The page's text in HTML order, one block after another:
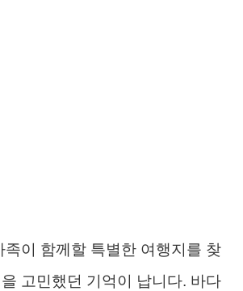
족이 함께할 특별한 여행지를 찾
고민했던 기억이 납니다. 바다